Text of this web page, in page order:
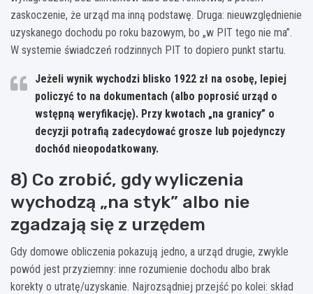
zaskoczenie, że urząd ma inną podstawę. Druga: nieuwzględnienie
uzyskanego dochodu po roku bazowym, bo „w PIT tego nie ma”.
W systemie świadczeń rodzinnych PIT to dopiero punkt startu.
Jeżeli wynik wychodzi blisko 1922 zł na osobę, lepiej
policzyć to na dokumentach (albo poprosić urząd o
wstępną weryfikację). Przy kwotach „na granicy” o
decyzji potrafią zadecydować grosze lub pojedynczy
dochód nieopodatkowany.
8) Co zrobić, gdy wyliczenia
wychodzą „na styk” albo nie
zgadzają się z urzędem
Gdy domowe obliczenia pokazują jedno, a urząd drugie, zwykle
powód jest przyziemny: inne rozumienie dochodu albo brak
korekty o utratę/uzyskanie. Najrozsądniej przejść po kolei: skład